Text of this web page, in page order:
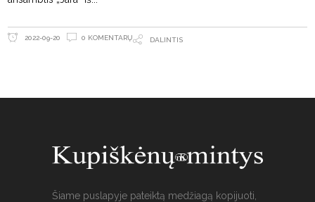
2022-09-20 0 KOMENTARŲ DALINTIS
Šiame puslapyje pateiktą medžiagą kopijuoti,